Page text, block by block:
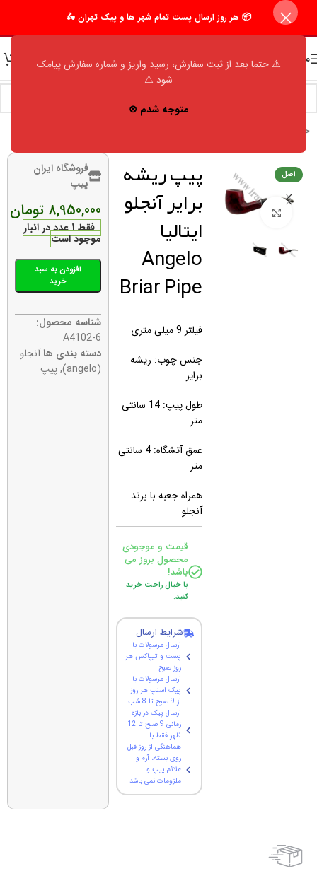
⚠️ حتما بعد از ثبت سفارش، رسید واریز و شماره سفارش پیامک
شود ⚠️
متوجه شدم ⊗
📦 هر روز ارسال پست تمام شهر ها و پیک تهران 🛵
منو
خانه
اصل
برای بزرگنمایی کلیک کنید
پیپ ریشه
برایر آنجلو
ایتالیا
Angelo
Briar Pipe
فیلتر 9 میلی متری
جنس چوب: ریشه
برایر
طول پیپ: 14 سانتی
متر
عمق آتشگاه: 4 سانتی
متر
همراه جعبه با برند
آنجلو
قیمت و موجودی
محصول بروز می
باشد!
با خیال راحت خرید
کنید.
شرایط ارسال
ارسال مرسولات با
پست و تیپاکس هر
روز صبح
ارسال مرسولات با
پیک اسنپ هر روز
از 9 صبح تا 8 شب
ارسال پیک در بازه
زمانی 9 صبح تا 12
ظهر فقط با
هماهنگی از روز قبل
روی بسته، آرم و
علائم پیپ و
ملزومات نمی باشد
فروشگاه ایران
پیپ
8,950,000 تومان
فقط 1 عدد در انبار
موجود است
افزودن به سبد
خرید
شناسه محصول:
A4102-6
دسته بندی ها آنجلو
(angelo)
,پیپ